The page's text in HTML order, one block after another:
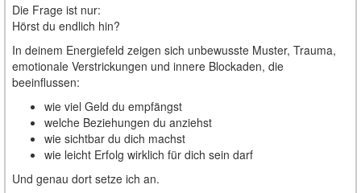
Die Frage ist nur:
Hörst du endlich hin?
In deinem Energiefeld zeigen sich unbewusste Muster, Trauma,
emotionale Verstrickungen und innere Blockaden, die
beeinflussen:
wie viel Geld du empfängst
welche Beziehungen du anziehst
wie sichtbar du dich machst
wie leicht Erfolg wirklich für dich sein darf
Und genau dort setze ich an.